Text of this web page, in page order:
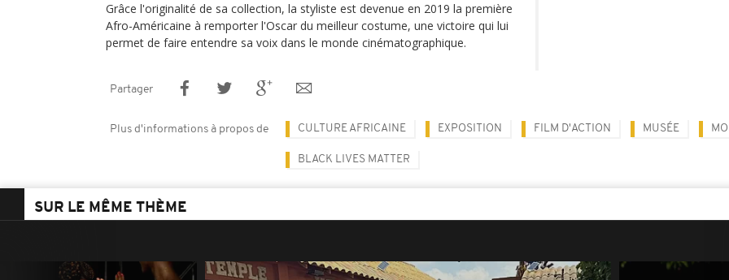
Grâce l'originalité de sa collection, la styliste est devenue en 2019 la première
Afro-Américaine à remporter l'Oscar du meilleur costume, une victoire qui lui
permet de faire entendre sa voix dans le monde cinématographique.
Partager
Plus d'informations à propos de CULTURE AFRICAINE EXPOSITION FILM D'ACTION MUSÉE
BLACK LIVES MATTER
SUR LE MÊME THÈME